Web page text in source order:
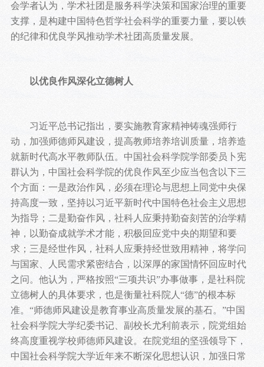
会学者认为，学术社团是服务科学决策和国家治理的重要
支撑，是构建中国特色哲学社会科学的重要力量，要以铁
的纪律和优良学风推动学术社团高质量发展。
以优良作风深化立德树人
习近平总书记指出，要实施教育家精神铸魂强师行
动，加强师德师风建设，提高教师培养培训质量，培养造
就新时代高水平教师队伍。中国社会科学院学部委员卜宪
群认为，中国社会科学院的优良作风至少应当包含以下三
个方面：一是政治作风，必须在理论与思想上同党中央保
持高度一致，坚持以习近平新时代中国特色社会主义思想
为指导；二是勤奋作风，社科人应秉持勤奋刻苦的治学精
神，以勤奋成就学术才能，积极回应党中央的期望和要
求；三是经世作风，社科人应秉持经世致用精神，将学问
与国家、人民需求紧密结合，以深厚的家国情怀回应时代
之问。他认为，严格按照“三项共识”办事做事，是社科院
立德树人的具体要求，也是衡量社科院人“德”的根本标
准。“师德师风建设是教育事业高质量发展的基石。”中国
社会科学院大学纪委书记、副校长尤利前表示，院党组始
终高度重视学校师德师风建设。在院党组的坚强领导下，
中国社会科学院大学近年来不断深化思想认识，加强日常